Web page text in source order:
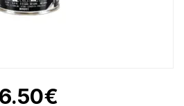
6.50€